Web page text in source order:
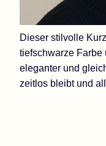
Dieser stilvolle
tiefschwarze Farbe
eleganter und
zeitlos bleibt und